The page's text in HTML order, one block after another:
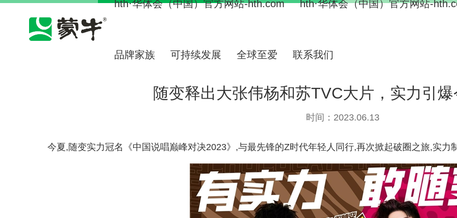
hth·华体会（中国）官方网站-hth.com hth·华体会（中国）官方网站-
品牌家族 可持续发展 全球至爱 联系我们
随变释出大张伟杨和苏TVC大片，实力引
时间：2023.06.13
今夏,随变实力冠名《中国说唱巅峰对决2023》,与最先锋的Z时代年轻人同行,再次掀起破圈之旅,实力